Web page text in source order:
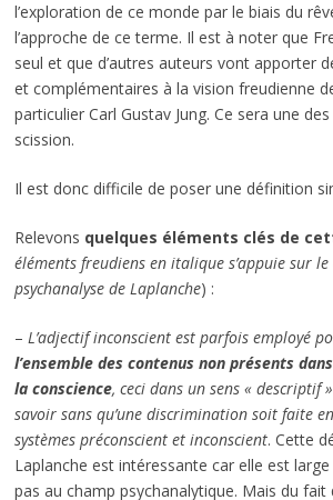
l’exploration de ce monde par le biais du
l’approche de ce terme. Il est à noter que
seul et que d’autres auteurs vont apporter
et complémentaires à la vision freudienne
particulier Carl Gustav Jung. Ce sera une
scission.
Il est donc difficile de poser une définition
Relevons quelques éléments clés de
éléments freudiens en italique s’appuie sur
psychanalyse de Laplanche) :
– L’adjectif inconscient est parfois employé
l’ensemble des contenus non présents
la conscience, ceci dans un sens « descriptif
savoir sans qu’une discrimination soit faite
systèmes préconscient et inconscient. Cette
Laplanche est intéressante car elle est
pas au champ psychanalytique. Mais du fait